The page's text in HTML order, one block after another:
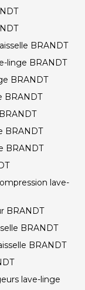
BRANDT
linge BRANDT
BRANDT
BRANDT
BRANDT
BRANDT
lave-
BRANDT
BRANDT
BRANDT
lave-linge